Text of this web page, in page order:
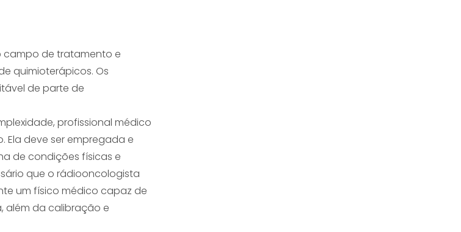
campo de tratamento e
quimioterápicos. Os
de parte de
profissional médico
deve ser empregada e
de condições físicas e
que o rádiooncologista
um físico médico capaz de
além da calibração e